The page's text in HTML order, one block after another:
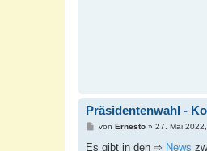
Präsidentenwahl -
B
i
von Ernesto» 27. Mai
Es gibt in den ⇨ News